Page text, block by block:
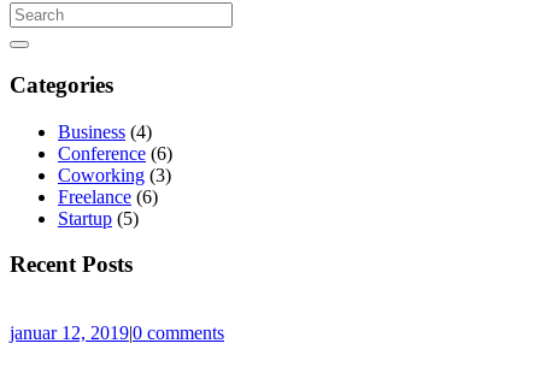
Categories
Business (4)
Conference (6)
Coworking (3)
Freelance (6)
Startup (5)
Recent Posts
januar 12, 2019|0 comments